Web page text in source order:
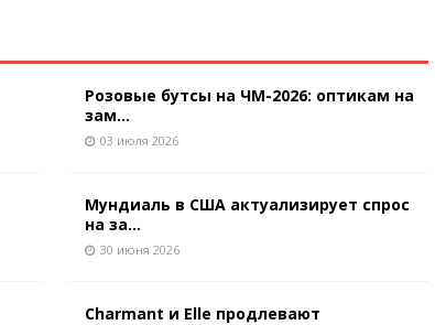
Розовые бутсы на ЧМ-2026: оптикам на
зам...
03 июля 2026
Мундиаль в США актуализирует спрос
на за...
30 июня 2026
Charmant и Elle продлевают